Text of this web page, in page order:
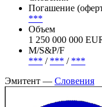
Статус
В обращении
Страна риска
Словения
Погашение
***
1 250 000 000 EUR
/***/***